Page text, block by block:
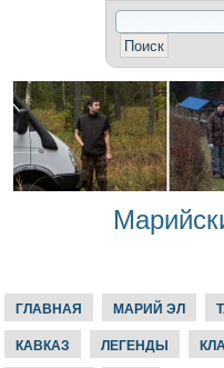
ГЛАВНАЯ МАРИЙ ЭЛ
КАВКАЗ ЛЕГЕНДЫ